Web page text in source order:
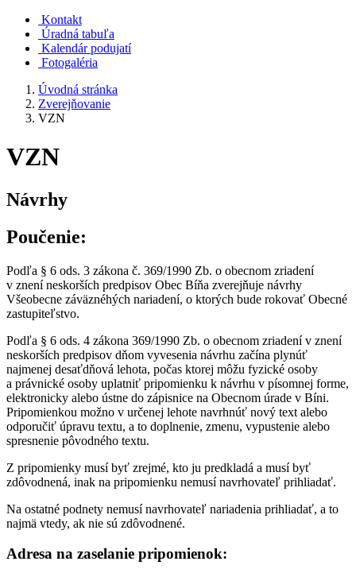
Kontakt
Úradná tabuľa
Kalendár podujatí
Fotogaléria
Úvodná stránka
Zverejňovanie
VZN
VZN
Návrhy
Poučenie:
Podľa § 6 ods. 3 zákona č. 369/1990 Zb. o obecnom zriadení
v znení neskorších predpisov Obec Bíňa zverejňuje návrhy
Všeobecne záväznéhých nariadení, o ktorých bude rokovať Obecné
zastupiteľstvo.
Podľa § 6 ods. 4 zákona 369/1990 Zb. o obecnom zriadení v znení
neskorších predpisov dňom vyvesenia návrhu začína plynúť
najmenej desaťdňová lehota, počas ktorej môžu fyzické osoby
a právnické osoby uplatniť pripomienku k návrhu v písomnej forme,
elektronicky alebo ústne do zápisnice na Obecnom úrade v Bíni.
Pripomienkou možno v určenej lehote navrhnúť nový text alebo
odporučiť úpravu textu, a to doplnenie, zmenu, vypustenie alebo
spresnenie pôvodného textu.
Z pripomienky musí byť zrejmé, kto ju predkladá a musí byť
zdôvodnená, inak na pripomienku nemusí navrhovateľ prihliadať.
Na ostatné podnety nemusí navrhovateľ nariadenia prihliadať, a to
najmä vtedy, ak nie sú zdôvodnené.
Adresa na zaselanie pripomienok: